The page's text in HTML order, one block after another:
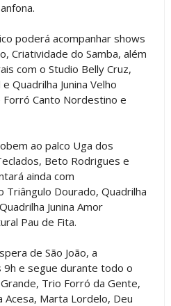
poderá acompanhar shows
Criatividade do Samba, além
com o Studio Belly Cruz,
Quadrilha Junina Velho
Forró Canto Nordestino e
ao palco Uga dos
Beto Rodrigues e
ainda com
Dourado, Quadrilha
Junina Amor
Pau de Fita.
de São João, a
9h e segue durante todo o
Trio Forró da Gente,
Acesa, Marta Lordelo, Deu